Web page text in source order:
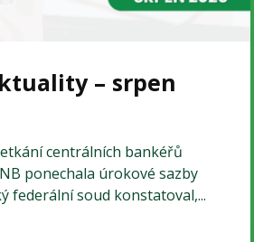
– srpen
centrálních bankéřů
ponechala úrokové sazby
federální soud konstatoval,...